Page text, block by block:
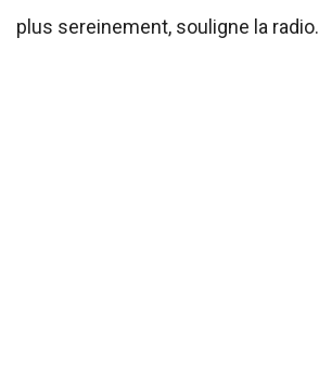
plus sereinement, souligne la radio.